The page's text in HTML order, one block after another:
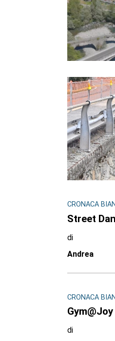
CRONACA
Street
di
Andrea
CRONACA
di